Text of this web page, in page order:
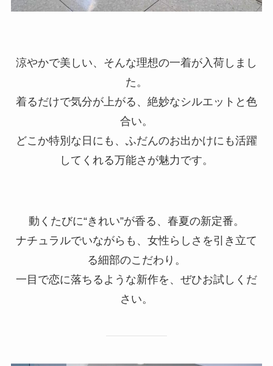
涼やかで美しい、そんな理想の一着が入荷しまし
た。
着るだけで気分が上がる、絶妙なシルエットと色
合い。
どこか特別な日にも、ふだんのお出かけにも活躍
してくれる万能さが魅力です。
動くたびに“きれい”が香る、春夏の新定番。
ナチュラルでいながらも、女性らしさを引き立て
る細部のこだわり。
一目で恋に落ちるような新作を、ぜひお試しくだ
さい。